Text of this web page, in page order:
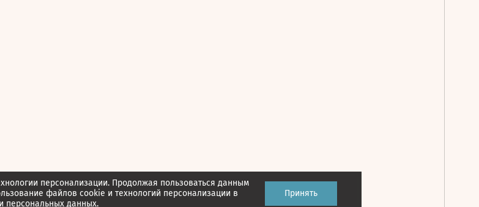
персонализации. Продолжая пользоваться данным
файлов cookie и технологий персонализации в
персональных данных.
Принять